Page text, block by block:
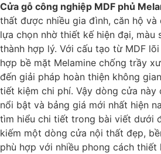
Cửa gỗ công nghiệp MDF phủ
thất được nhiều gia đình, căn hộ
lựa chọn nhờ thiết kế hiện đại, màu
thành hợp lý. Với cấu tạo từ MDF
hợp bề mặt Melamine chống trầy
đến giải pháp hoàn thiện không
tiết kiệm chi phí. Vậy dòng cửa này
nổi bật và bảng giá mới nhất hiện
tìm hiểu chi tiết trong bài viết dưới
kiếm một dòng cửa nội thất đẹp,
phù hợp với nhiều phong cách thiết